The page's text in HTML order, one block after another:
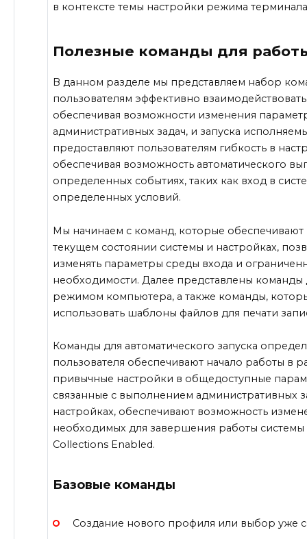
в контексте темы настройки режима
Полезные команды для
В данном разделе мы представляем набор
пользователям эффективно
обеспечивая возможности изменения
административных задач, и запуска
предоставляют пользователям гибкость в
обеспечивая возможность автоматического
определенных событиях, таких как вход в
определенных условий.
Мы начинаем с команд, которые
текущем состоянии системы и настройках,
изменять параметры среды входа и
необходимости. Далее представлены
режимом компьютера, а также команды,
использовать шаблоны файлов для печати
Команды для автоматического запуска
пользователя обеспечивают начало работы в
привычные настройки в общедоступные
связанные с выполнением административных
настройках, обеспечивают возможность
необходимых для завершения работы
Collections Enabled.
Базовые команды
Создание нового профиля или выбор уже